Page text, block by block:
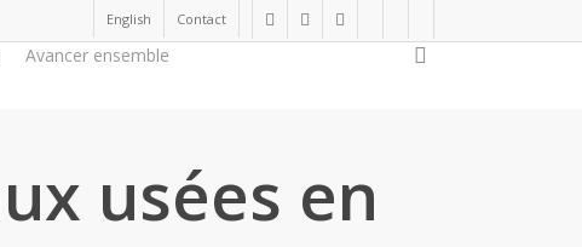
twitterfacebooklinkedin
English Contact
Avancer ensemble
usées en